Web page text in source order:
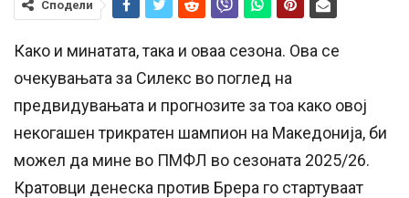
Сподели
Како и минатата, така и оваа сезона. Ова се
очекувањата за Силекс во поглед на
предвидувањата и прогнозите за тоа како овој
некогашен трикратен шампион на Македонија, би
можел да мине во ПМФЛ во сезоната 2025/26.
Кратовци денеска против Брера го стартуваат